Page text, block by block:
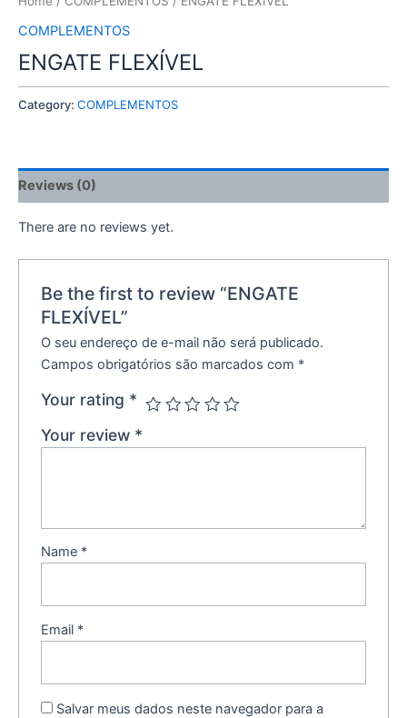
COMPLEMENTOS
ENGATE FLEXÍVEL
Category: COMPLEMENTOS
Reviews (0)
There are no reviews yet.
Be the first to review “ENGATE
FLEXÍVEL”
O seu endereço de e-mail não será publicado.
Campos obrigatórios são marcados com *
Your rating *
Your review *
Name *
Email *
Salvar meus dados neste navegador para a